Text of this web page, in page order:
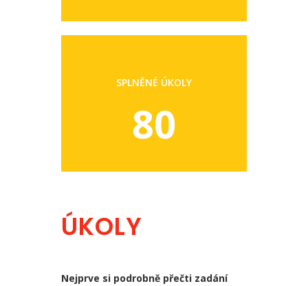
SPLNĚNÉ ÚKOLY
80
ÚKOLY
Nejprve si podrobně přečti zadání